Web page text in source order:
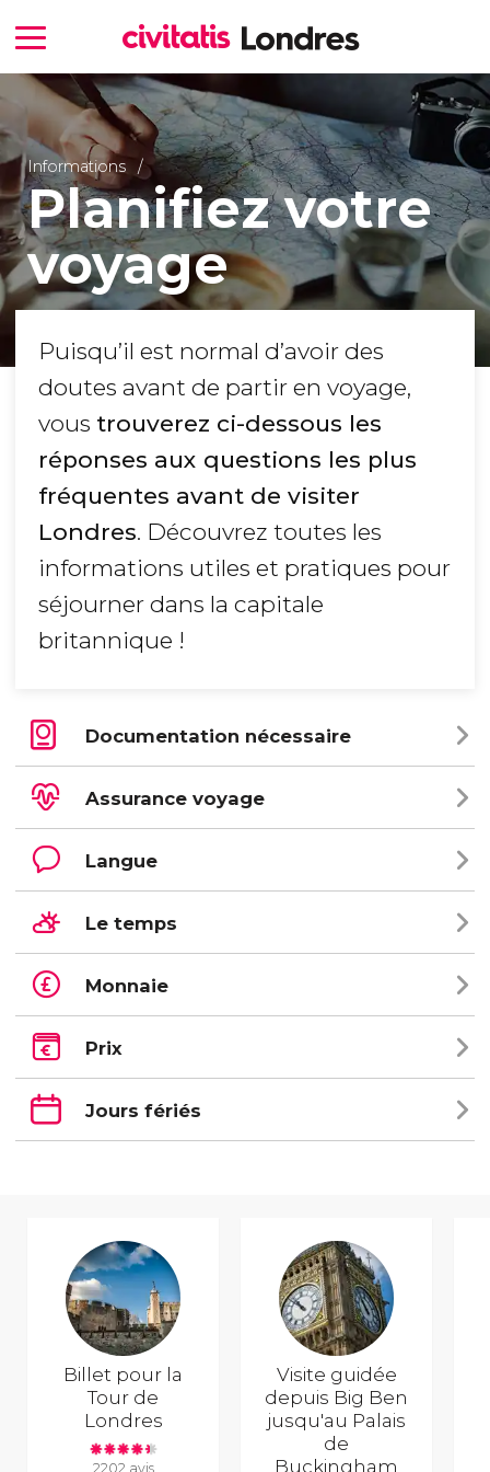
Informations
Planifiez votre
voyage
Puisqu’il est normal d’avoir des
doutes avant de partir en voyage,
vous trouverez ci-dessous les
réponses aux questions les plus
fréquentes avant de visiter
Londres. Découvrez toutes les
informations utiles et pratiques pour
séjourner dans la capitale
britannique !
Documentation nécessaire
Assurance voyage
Langue
Le temps
Monnaie
Prix
Jours fériés
Billet pour la
Tour de
Londres
2202 avis
Visite guidée
depuis Big Ben
jusqu'au Palais
de
Buckingham